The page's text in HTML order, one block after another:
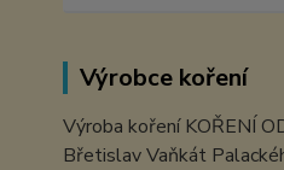
Výrobce koření
Výroba koření KOŘENÍ
Břetislav Vaňkát